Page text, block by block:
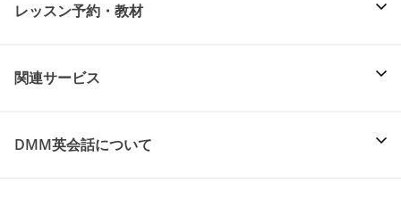
レッスン予約・教材
関連サービス
DMM英会話について